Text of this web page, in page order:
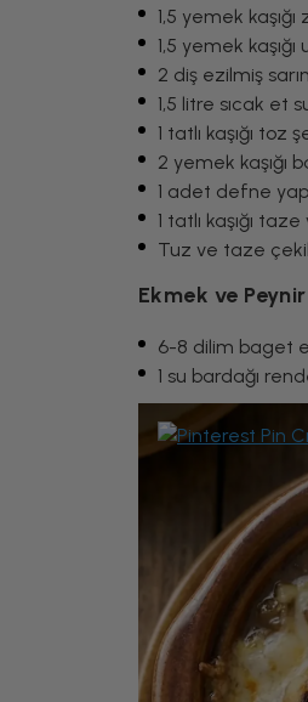
1,5 yemek kaşığı
1,5 yemek
2 diş ezilmiş
1,5 litre sıcak et
1 tatlı kaşığı toz
2 yemek kaşığı
1 adet defne
1 tatlı kaşığı
Tuz ve taze
Ekmek ve
6-8 dilim baget
1 su bardağı